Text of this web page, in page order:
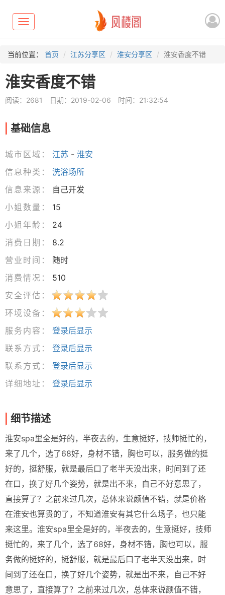
Toggle
navigation
当前位置： 首页 江苏分享区 淮安分享区 淮安香度不错
淮安香度不错
阅读：2681 日期：2019-02-06 时间：21:32:54
基础信息
城市区域： 江苏 - 淮安
信息种类：
洗浴场所
信息来源：
自己开发
小姐数量：
15
小姐年龄：
24
消费日期：
8.2
营业时间：
随时
消费情况：
510
安全评估：
环境设备：
服务内容：
登录后显示
联系方式：
登录后显示
联系方式：
登录后显示
详细地址：
登录后显示
细节描述
淮安spa里全是好的，半夜去的，生意挺好，技师挺忙的，
来了几个，选了68好，身材不错，胸也可以，服务做的挺
好的，挺舒服，就是最后口了老半天没出来，时间到了还
在口，换了好几个姿势，就是出不来，自己不好意思了，
直接算了？之前来过几次，总体来说颜值不错，就是价格
在淮安也算贵的了，不知道淮安有其它什么场子，也只能
来这里。淮安spa里全是好的，半夜去的，生意挺好，技师
挺忙的，来了几个，选了68好，身材不错，胸也可以，服
务做的挺好的，挺舒服，就是最后口了老半天没出来，时
间到了还在口，换了好几个姿势，就是出不来，自己不好
意思了，直接算了？之前来过几次，总体来说颜值不错，